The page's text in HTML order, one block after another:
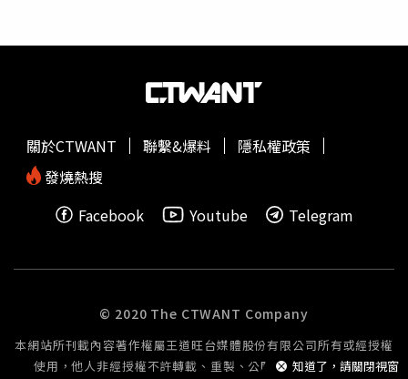
風險。槍枝權利團體已對川普政府試圖指責普雷蒂攜帶武器
做。明尼蘇達非營利組織「Minnesota Gun Owners
Caucus」在聲明中指出：「每1位和平的明尼蘇達州居民，
《路透社》近期的民調也顯示，即便在川普的共和黨支持者
中，亦有高達39%對這種做法感到不安，認為即使減少針對
73%表示當局應優先減少傷害，僅19%認為在追求逮捕的過
表示：「我認為，明尼蘇達正逐漸成為起點，或者是1場試
金石。」身穿戰術裝備、配戴面罩的聯邦移民執法人員，與
平民發生衝突的畫面在網路上瘋傳，引發部分共和黨國會議
員的不安。這些議員本就因物價上漲，而在11月國會期中選
城市明尼阿波利斯（Minneapolis）居民與聯邦官員之間的
Frey）於18日表示，任何軍事部署都將加劇明尼阿波利斯的
緊張局勢。川普政府此前已向該市派遣3000名移民官員與
活動。佛雷在《美國國家廣播公司》（NBC）節目中表示：
「那將是令人震驚的一步。我們不需要更多聯邦探員來確保
（Department of Public Safety）17日則在X平台上發文表
及古德遭殺害之後，該市的衝突進一步升高。美國
部長諾姆（Kristi Noem）於18日在《哥倫比亞廣播公
司》（CBS）節目中表示，佛雷應該為示威者設立「和平抗
議區」。川普多次援引1宗涉及明尼蘇達州社會福利計畫聯
知道了，請關閉視窗
關於CTWANT 聯繫&爆料
隱私權政策
發燒熱搜
Facebook
Youtube Telegram
© 2020 The CTWANT Company
本網站所刊載內容著作權屬王道旺台媒體股份有限公司所有或經授權
使用，他人非經授權不許轉載、重製、公開播送或公開傳輸。